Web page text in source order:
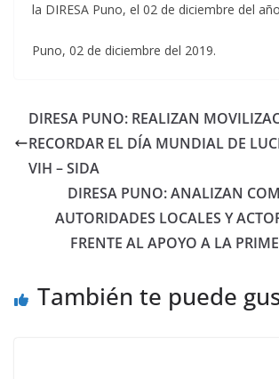
la DIRESA Puno, el 02 de diciembre del
Puno, 02 de diciembre del 2019.
DIRESA PUNO: REALIZAN
RECORDAR EL DÍA MUNDIAL DE
VIH – SIDA
DIRESA PUNO: ANALIZAN
AUTORIDADES LOCALES Y
FRENTE AL APOYO A LA
También te puede